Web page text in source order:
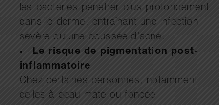
les bactéries pénétrer plus profondément
dans le derme, entraînant une infection
sévère ou une poussée d’acné.
Le risque de pigmentation post-
inflammatoire
Chez certaines personnes, notamment
celles à peau mate ou foncée